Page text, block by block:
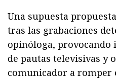
Una supuesta
tras las grabaciones
opinóloga, provocando
de pautas televisivas y
comunicador a romper